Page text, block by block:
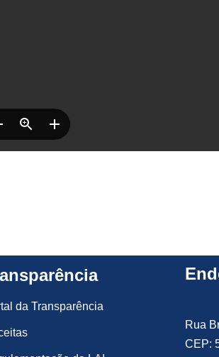
da Transparência
Rua
CEP: